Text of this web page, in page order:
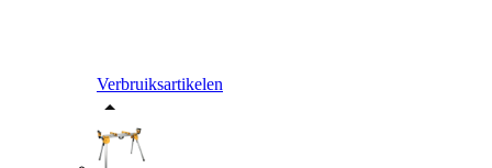
Verbruiksartikelen